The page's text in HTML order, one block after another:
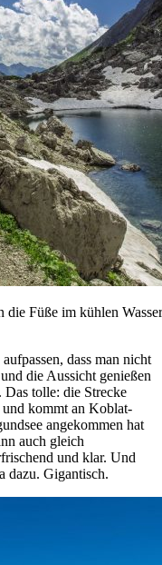
die Füße im kühlen
dass man nicht
die Aussicht genießen
tolle: die Strecke
und kommt an Koblat-
angekommen hat
auch gleich
und klar. Und
dazu. Gigantisch.